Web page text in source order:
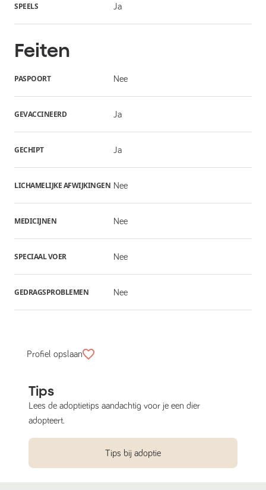
SPEELS Ja
Feiten
PASPOORT Nee
GEVACCINEERD Ja
GECHIPT Ja
LICHAMELIJKE AFWIJKINGEN Nee
MEDICIJNEN Nee
SPECIAAL VOER Nee
GEDRAGSPROBLEMEN Nee
Profiel opslaan
Tips
Lees de adoptietips aandachtig voor je een dier
adopteert.
Tips bij adoptie